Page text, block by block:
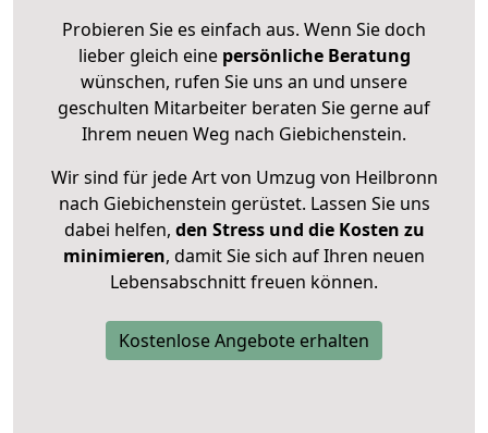
Probieren Sie es einfach aus. Wenn Sie doch
lieber gleich eine persönliche Beratung
wünschen, rufen Sie uns an und unsere
geschulten Mitarbeiter beraten Sie gerne auf
Ihrem neuen Weg nach Giebichenstein.
Wir sind für jede Art von Umzug von Heilbronn
nach Giebichenstein gerüstet. Lassen Sie uns
dabei helfen, den Stress und die Kosten zu
minimieren, damit Sie sich auf Ihren neuen
Lebensabschnitt freuen können.
Kostenlose Angebote erhalten